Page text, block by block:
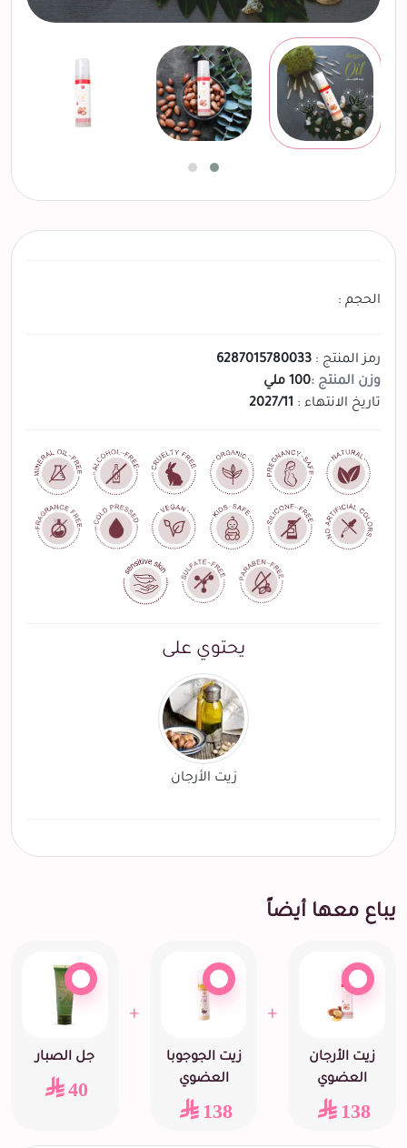
الحجم :
رمز المنتج : 6287015780033
وزن المنتج :100 ملي
تاريخ الانتهاء : 2027/11
يحتوي على
زيت الأرجان
يباع معها أيضاً
زيت الأرجان
العضوي
138
+
زيت الجوجوبا
العضوي
138
+
جل الصبار
40